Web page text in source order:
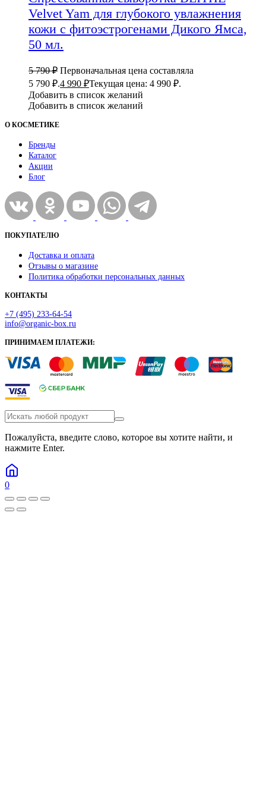
Velvet Yam для глубокого увлажнения
кожи с фитоэстрогенами Дикого Ямса,
50 мл.
5 790₽ Первоначальная цена составляла
5 790 ₽.4 990 ₽Текущая цена: 4 990 ₽.
Добавить в список желаний
Добавить в список желаний
О КОСМЕТИКЕ
Бренды
Каталог
Акции
Блог
ПОКУПАТЕЛЮ
Доставка и оплата
Отзывы о магазине
Политика обработки персональных данных
КОНТАКТЫ
+7 (495) 233-64-54
info@organic-box.ru
ПРИНИМАЕМ ПЛАТЕЖИ:
Пожалуйста, введите слово, которое вы хотите найти, и
нажмите Enter.
0